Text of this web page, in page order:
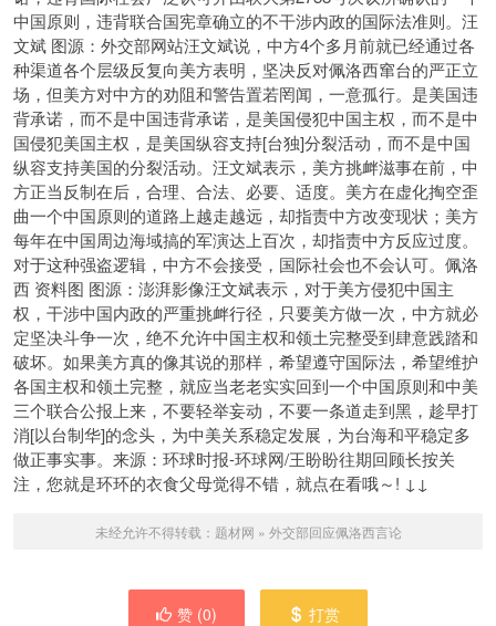
中国原则，违背联合国宪章确立的不干涉内政的国际法准则。汪
文斌 图源：外交部网站汪文斌说，中方4个多月前就已经通过各
种渠道各个层级反复向美方表明，坚决反对佩洛西窜台的严正立
场，但美方对中方的劝阻和警告置若罔闻，一意孤行。是美国违
背承诺，而不是中国违背承诺，是美国侵犯中国主权，而不是中
国侵犯美国主权，是美国纵容支持[台独]分裂活动，而不是中国
纵容支持美国的分裂活动。汪文斌表示，美方挑衅滋事在前，中
方正当反制在后，合理、合法、必要、适度。美方在虚化掏空歪
曲一个中国原则的道路上越走越远，却指责中方改变现状；美方
每年在中国周边海域搞的军演达上百次，却指责中方反应过度。
对于这种强盗逻辑，中方不会接受，国际社会也不会认可。佩洛
西 资料图 图源：澎湃影像汪文斌表示，对于美方侵犯中国主
权，干涉中国内政的严重挑衅行径，只要美方做一次，中方就必
定坚决斗争一次，绝不允许中国主权和领土完整受到肆意践踏和
破坏。如果美方真的像其说的那样，希望遵守国际法，希望维护
各国主权和领土完整，就应当老老实实回到一个中国原则和中美
三个联合公报上来，不要轻举妄动，不要一条道走到黑，趁早打
消[以台制华]的念头，为中美关系稳定发展，为台海和平稳定多
做正事实事。来源：环球时报-环球网/王盼盼往期回顾长按关
注，您就是环环的衣食父母觉得不错，就点在看哦～! ↓↓
未经允许不得转载： 题材网 » 外交部回应佩洛西言论
赞 (0) 打赏